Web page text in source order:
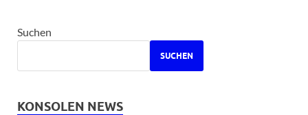
Suchen
SUCHEN
KONSOLEN NEWS